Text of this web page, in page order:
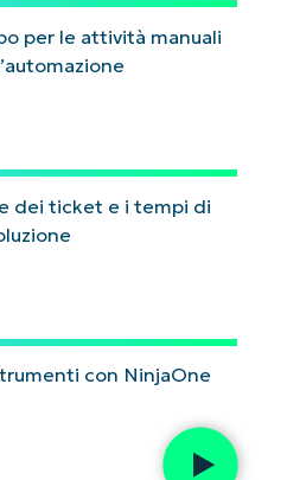
per le attività manuali
dei ticket e i tempi di
con NinjaOne